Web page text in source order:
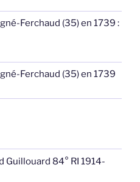
Ferchaud (35) en 1739 :
Ferchaud (35) en 1739
Guillouard 84° RI 1914-